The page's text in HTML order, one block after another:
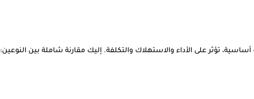
تؤثر على الأداء والاستهلاك والتكلفة. إليك مقارنة شاملة بين النوعين: